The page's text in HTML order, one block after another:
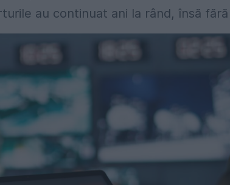
au continuat ani la rând, însă